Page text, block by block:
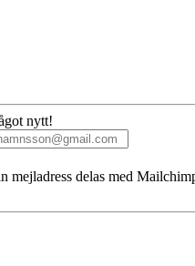
nytt!
mejladress delas med